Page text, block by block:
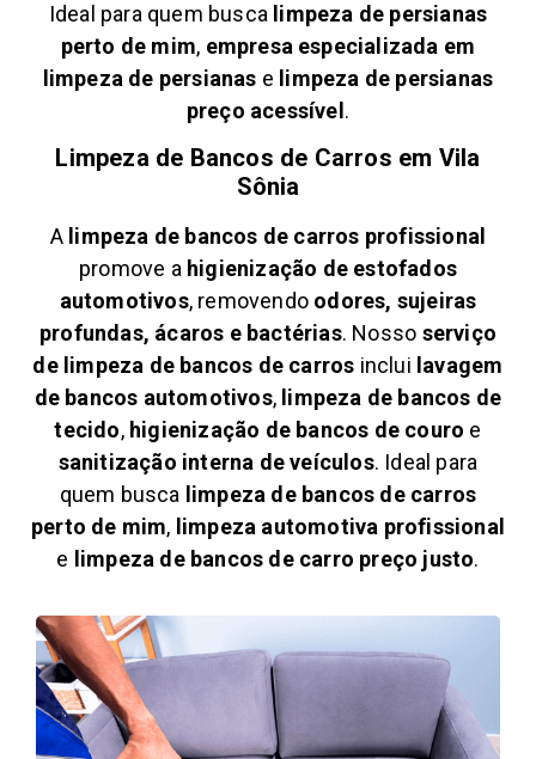
Ideal para quem busca limpeza de persianas
perto de mim, empresa especializada em
limpeza de persianas e limpeza de persianas
preço acessível.
Limpeza de Bancos de Carros em Vila
Sônia
A limpeza de bancos de carros profissional
promove a higienização de estofados
automotivos, removendo odores, sujeiras
profundas, ácaros e bactérias. Nosso serviço
de limpeza de bancos de carros inclui lavagem
de bancos automotivos, limpeza de bancos de
tecido, higienização de bancos de couro e
sanitização interna de veículos. Ideal para
quem busca limpeza de bancos de carros
perto de mim, limpeza automotiva profissional
e limpeza de bancos de carro preço justo.